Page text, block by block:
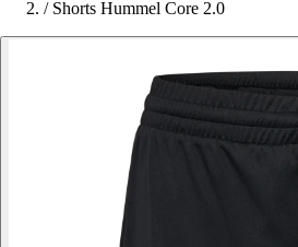
/ Shorts Hummel Core 2.0